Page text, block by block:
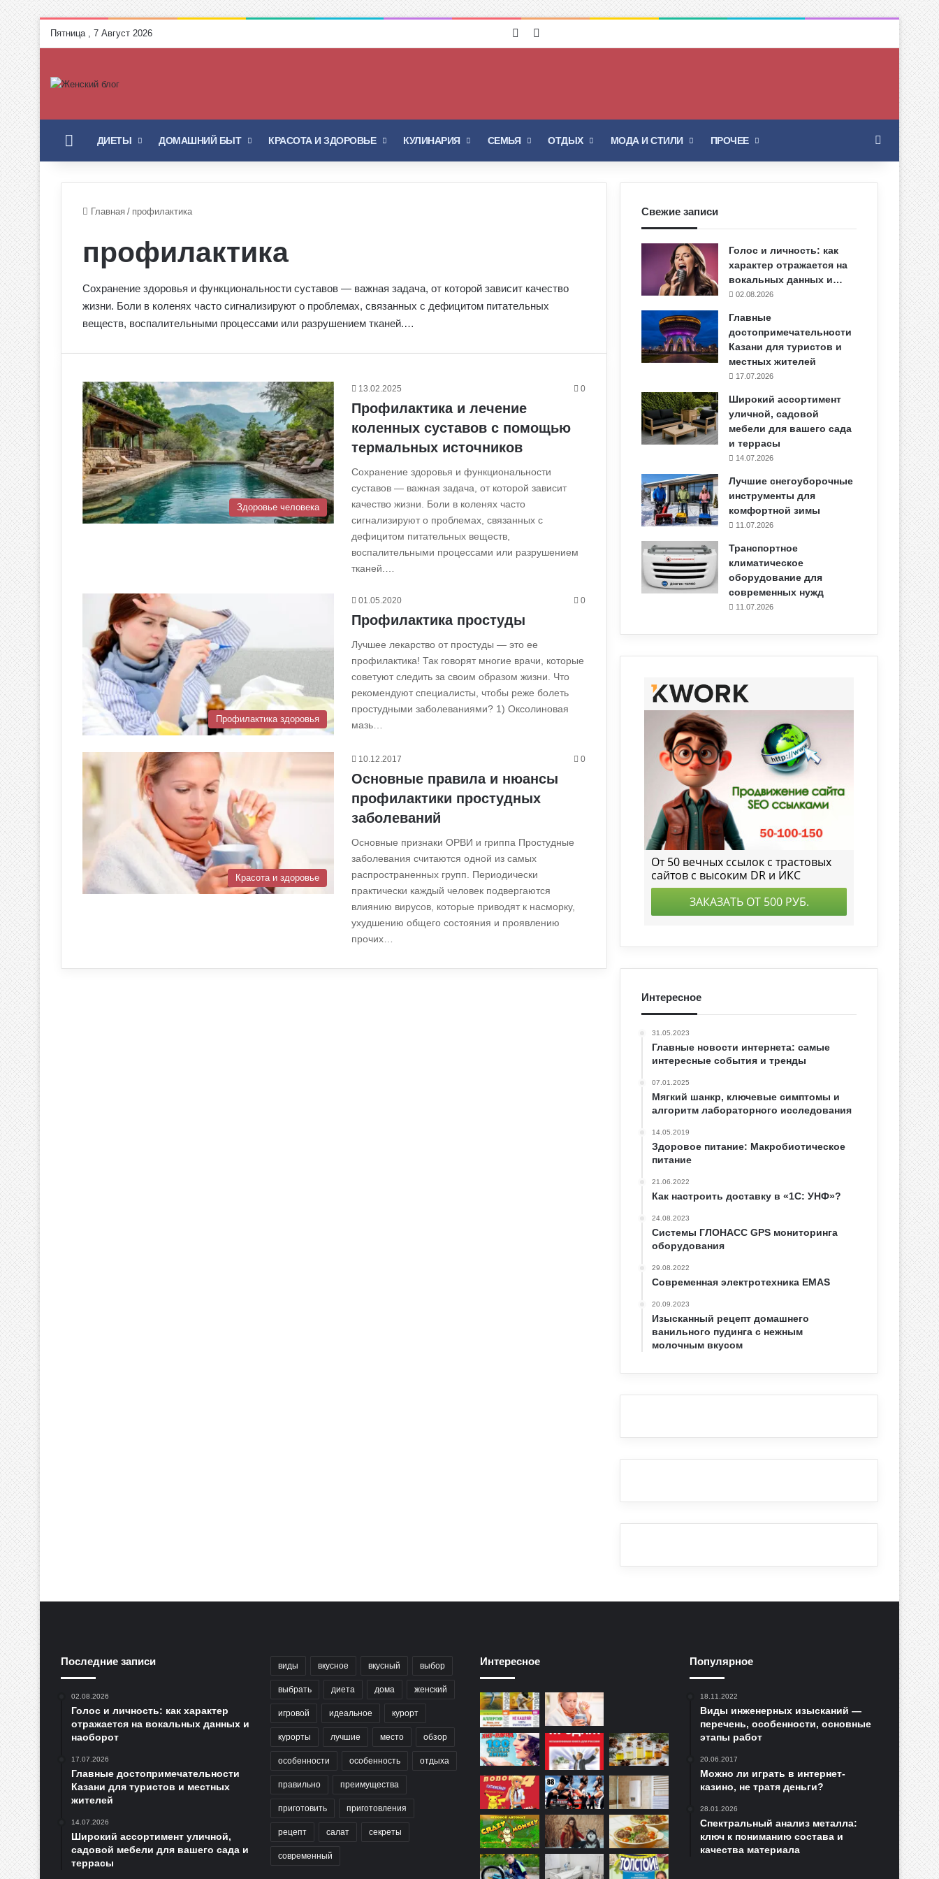
Пятница , 7 Август 2026 Войти
ГЛАВНАЯ
ДИЕТЫ ДОМАШНИЙ БЫТ КРАСОТА И ЗДОРОВЬЕ КУЛИНАРИЯ СЕМЬЯ ОТДЫХ МОДА И СТИЛИ ПРОЧЕЕ
Главная / профилактика
профилактика
Сохранение здоровья и функциональности суставов — важная задача, от которой зависит качество
жизни. Боли в коленях часто сигнализируют о проблемах, связанных с дефицитом питательных
веществ, воспалительными процессами или разрушением тканей.…
Здоровье человека
13.02.2025 0
Профилактика и лечение
коленных суставов с помощью
термальных источников
Сохранение здоровья и функциональности
суставов — важная задача, от которой зависит
качество жизни. Боли в коленях часто
сигнализируют о проблемах, связанных с
дефицитом питательных веществ,
воспалительными процессами или разрушением
тканей.…
Профилактика здоровья
01.05.2020 0
Профилактика простуды
Лучшее лекарство от простуды — это ее
профилактика! Так говорят многие врачи, которые
советуют следить за своим образом жизни. Что
рекомендуют специалисты, чтобы реже болеть
простудными заболеваниями? 1) Оксолиновая
мазь…
Красота и здоровье
10.12.2017 0
Основные правила и нюансы
профилактики простудных
заболеваний
Основные признаки ОРВИ и гриппа Простудные
заболевания считаются одной из самых
распространенных групп. Периодически
практически каждый человек подвергаются
влиянию вирусов, которые приводят к насморку,
ухудшению общего состояния и проявлению
прочих…
Свежие записи
Голос и личность: как
характер отражается на
вокальных данных и…
02.08.2026
Главные
достопримечательности
Казани для туристов и
местных жителей
17.07.2026
Широкий ассортимент
уличной, садовой
мебели для вашего сада
и террасы
14.07.2026
Лучшие снегоуборочные
инструменты для
комфортной зимы
11.07.2026
Транспортное
климатическое
оборудование для
современных нужд
11.07.2026
Интересное
31.05.2023
Главные новости интернета: самые
интересные события и тренды
07.01.2025
Мягкий шанкр, ключевые симптомы и
алгоритм лабораторного исследования
14.05.2019
Здоровое питание: Макробиотическое
питание
21.06.2022
Как настроить доставку в «1С: УНФ»?
24.08.2023
Системы ГЛОНАСС GPS мониторинга
оборудования
29.08.2022
Современная электротехника EMAS
20.09.2023
Изысканный рецепт домашнего
ванильного пудинга с нежным
молочным вкусом
Последние записи
02.08.2026
Голос и личность: как характер
отражается на вокальных данных и
наоборот
17.07.2026
Главные достопримечательности
Казани для туристов и местных
жителей
14.07.2026
Широкий ассортимент уличной,
садовой мебели для вашего сада и
террасы
виды вкусное вкусный выбор
выбрать диета дома женский
игровой идеальное курорт
курорты лучшие место обзор
особенности особенность отдыха
правильно преимущества
приготовить приготовления
рецепт салат секреты
современный
Интересное Популярное
18.11.2022
Виды инженерных изысканий —
перечень, особенности, основные
этапы работ
20.06.2017
Можно ли играть в интернет-
казино, не тратя деньги?
28.01.2026
Спектральный анализ металла:
ключ к пониманию состава и
качества материала